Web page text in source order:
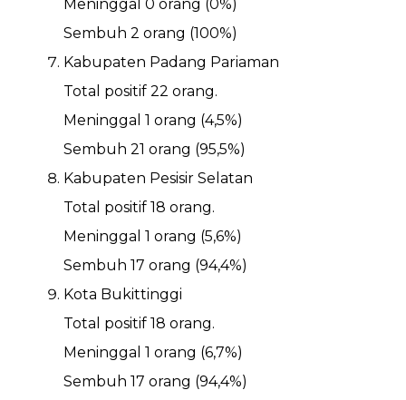
Meninggal 0 orang (0%)
Sembuh 2 orang (100%)
Kabupaten Padang Pariaman
Total positif 22 orang.
Meninggal 1 orang (4,5%)
Sembuh 21 orang (95,5%)
Kabupaten Pesisir Selatan
Total positif 18 orang.
Meninggal 1 orang (5,6%)
Sembuh 17 orang (94,4%)
Kota Bukittinggi
Total positif 18 orang.
Meninggal 1 orang (6,7%)
Sembuh 17 orang (94,4%)